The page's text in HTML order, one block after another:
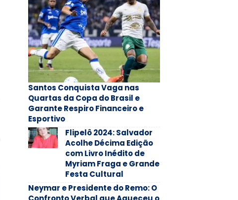
Santos Conquista Vaga nas
Quartas da Copa do Brasil e
Garante Respiro Financeiro e
Esportivo
Flipelô 2024: Salvador
Acolhe Décima Edição
com Livro Inédito de
Myriam Fraga e Grande
Festa Cultural
Neymar e Presidente do Remo: O